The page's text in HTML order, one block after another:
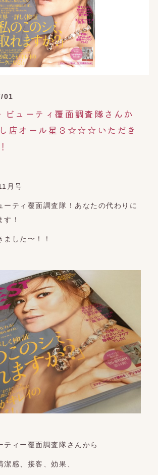
01
ビューティ覆面調査隊さんか
店オール星３☆☆☆いただき
月号
ーティ覆面調査隊！あなたの代わりに
！
ました〜！！
ティー覆面調査隊さんから
感、接客、効果、